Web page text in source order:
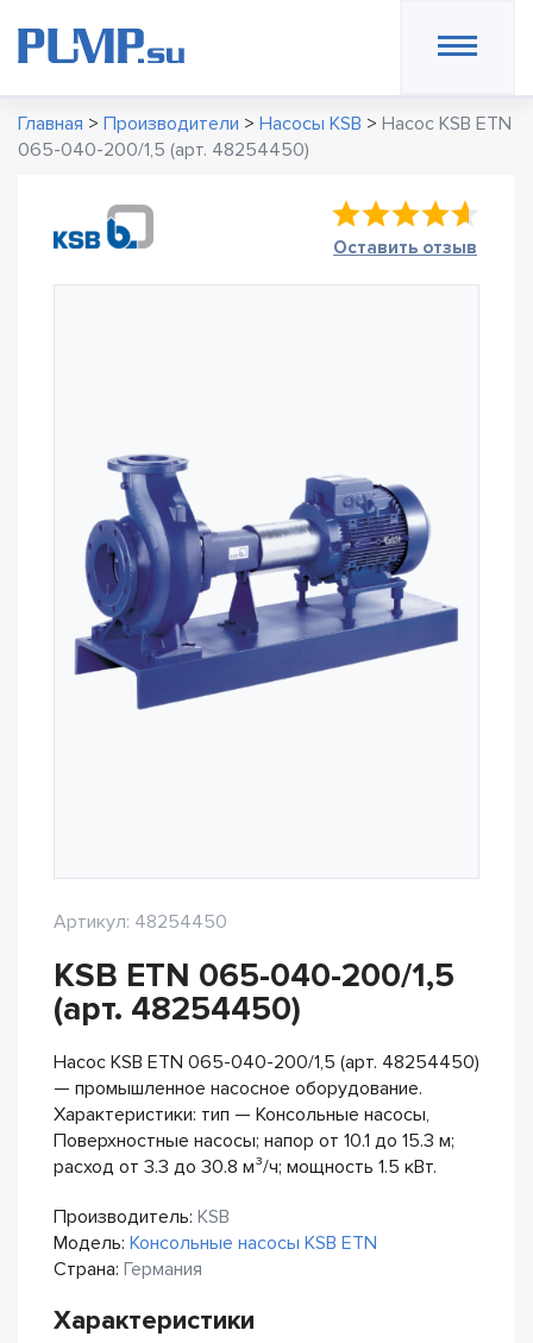
Главная > Производители > Насосы KSB > Насос KSB ETN
065-040-200/1,5 (арт. 48254450)
Оставить отзыв
Артикул: 48254450
KSB ETN 065-040-200/1,5
(арт. 48254450)
Насос KSB ETN 065-040-200/1,5 (арт. 48254450)
— промышленное насосное оборудование.
Характеристики: тип — Консольные насосы,
Поверхностные насосы; напор от 10.1 до 15.3 м;
расход от 3.3 до 30.8 м³/ч; мощность 1.5 кВт.
Производитель: KSB
Модель: Консольные насосы KSB ETN
Страна: Германия
Характеристики